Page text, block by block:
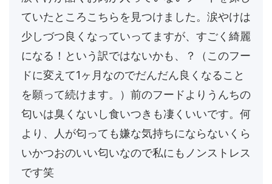
ていたところこちらを見つけました。涙やけは
少しづつ良くなっていってますが、すごく綺麗
になる！という訳ではないかも、？（このフー
ドに変えて1ヶ月なのでだんだん良くなること
を願って続けます。）前のフードよりうんちの
匂いは臭くないし食いつきも凄くいいです。何
より、人が匂っても嫌な気持ちにならないくら
いかつおのいい匂いなので私にもノンストレス
です笑